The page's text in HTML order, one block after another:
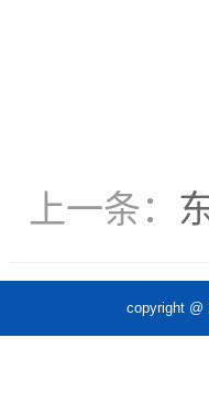
上一条：
copyright